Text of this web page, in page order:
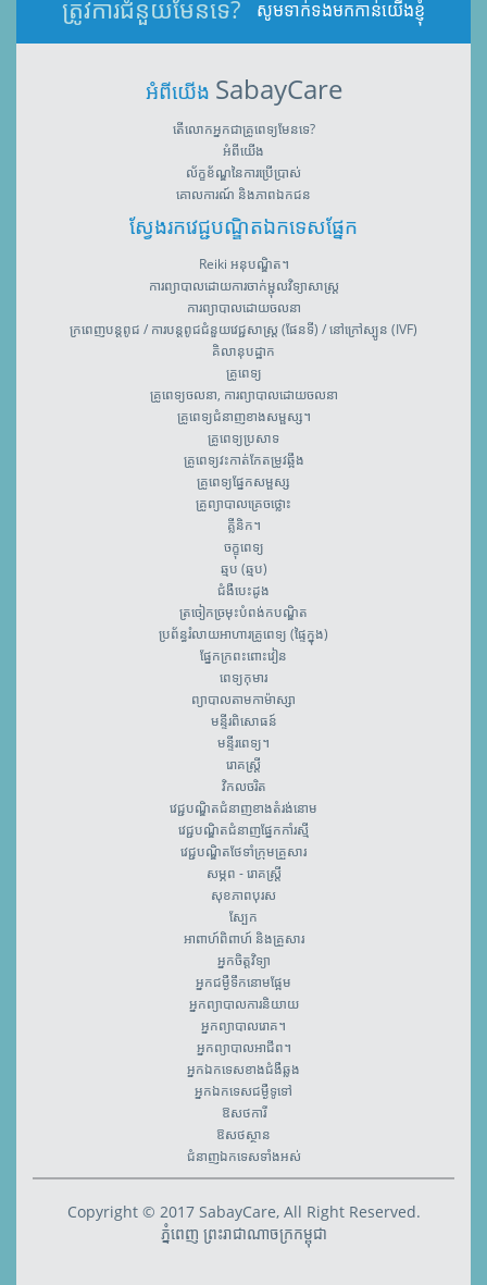
ត្រូវការជំនួយមែនទេ? សូមទាក់ទងមកកាន់យើងខ្ញុំ
អំពីយើង SabayCare
តើលោកអ្នកជាគ្រូពេទ្យមែនទេ?
អំពីយើង
ល័ក្ខខ័ណ្ឌនៃការប្រើប្រាស់
គោលការណ៍ និងភាពឯកជន
ស្វែងរកវេជ្ជបណ្ឌិតឯកទេសផ្នែក
Reiki អនុបណ្ឌិត។
ការព្យាបាលដោយការចាក់ម្ជុលវិទ្យាសាស្រ្ត
ការព្យាបាលដោយចលនា
ក្រពេញបន្តពូជ / ការបន្តពូជជំនួយវេជ្ជសាស្រ្ត (ផែនទី) / នៅក្រៅស្បូន (IVF)
គិលានុបដ្ឋាក
គ្រូពេទ្យ
គ្រូពេទ្យចលនា, ការព្យាបាលដោយចលនា
គ្រូពេទ្យជំនាញខាងសម្ផស្ស។
គ្រូពេទ្យប្រសាទ
គ្រូពេទ្យវះកាត់កែតម្រូវឆ្អឹង
គ្រូពេទ្យ​ផ្នែកសម្ផស្ស
គ្រូព្យាបាលគ្រេចថ្លោះ
គ្លីនិក។
ចក្ខុពេទ្យ
ឆ្មប (ឆ្មប)
ជំងឺបេះដូង
ត្រចៀកច្រមុះបំពង់កបណ្ឌិត
ប្រព័ន្ធរំលាយអាហារគ្រូពេទ្យ (ផ្ទៃក្នុង)
ផ្នែកក្រពះពោះវៀន
ពេទ្យកុមារ
ព្យាបាលតាមកាម៉ាស្សា
មន្ទីរពិសោធន៍
មន្ទីរពេទ្យ។
រោគស្ត្រី
វិកលចរិត
វេជ្ជបណ្ឌិតជំនាញខាងតំរង់នោម
វេជ្ជបណ្ឌិតជំនាញផ្នែកកាំរស្មី
វេជ្ជបណ្ឌិតថែទាំក្រុមគ្រួសារ
សម្ភព - រោគស្ត្រី
សុខភាពបុរស
ស្បែក
អាពាហ៍ពិពាហ៍ និងគ្រួសារ
អ្នកចិត្តវិទ្យា
អ្នកជម្ងឺទឹកនោមផ្អែម
អ្នកព្យាបាលការនិយាយ
អ្នកព្យាបាលរោគ។
អ្នកព្យាបាលអាជីព។
អ្នកឯកទេសខាងជំងឺឆ្លង
អ្នកឯកទេសជម្ងឺទូទៅ
ឱសថការី
ឱសថស្ថាន
ជំនាញឯកទេសទាំងអស់
Copyright © 2017 SabayCare, All Right Reserved.
ភ្នំពេញ ព្រះរាជាណាចក្រកម្ពុជា